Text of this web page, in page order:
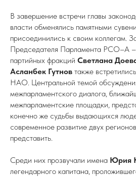
В завершение встречи главы
власти обменялись памятными
присоединились к своим коллегам.
Председателя Парламента РСО–А –
партийных фракций Светлана
Асланбек Гутнов также
НАО. Центральной темой
межпарламентского диалога,
межпарламентские площадки,
конечно же судьбы выдающихся
современное развитие двух
представить.
Среди них прозвучали имена Юрия
легендарного капитана,